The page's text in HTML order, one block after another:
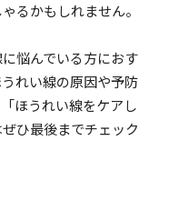
るかもしれません。
悩んでいる方におす
れい線の原因や予防
ほうれい線をケアし
ひ最後までチェック